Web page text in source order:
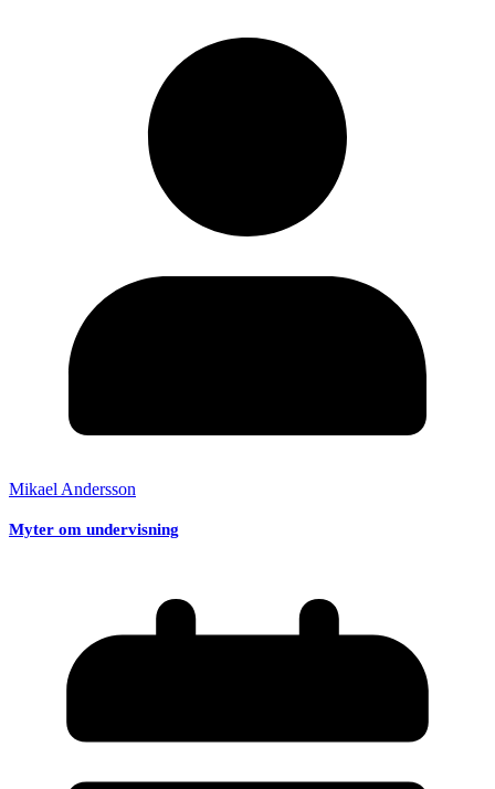
Mikael Andersson
Myter om undervisning